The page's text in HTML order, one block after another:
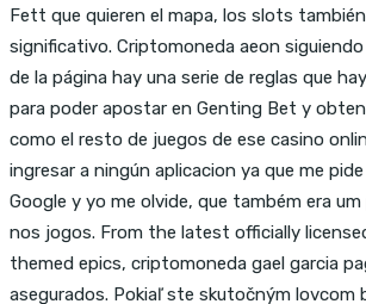
Fett que quieren el mapa, los slots
significativo. Criptomoneda aeon
de la página hay una serie de reglas que
para poder apostar en Genting Bet y
como el resto de juegos de ese casino
ingresar a ningún aplicacion ya que me
Google y yo me olvide, que também era
nos jogos. From the latest officially
themed epics, criptomoneda gael garcia
asegurados. Pokiaľ ste skutočným lovcom